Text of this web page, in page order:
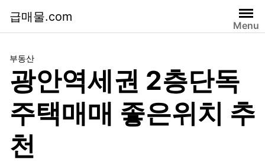
급매물.com
Menu
부동산
광안역세권 2층단독
주택매매 좋은위치 추
천